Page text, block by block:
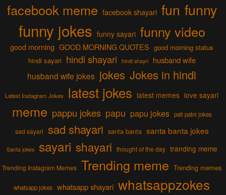
facebook meme facebook shayari fun funny
funny jokes funny sayari funny video
good morning GOOD MORNING QUOTES good morning status
hindi sayari hindi shayari hindi shayri husband wife
husband wife jokes jokes Jokes in hindi
Latest Instagram Jokes latest jokes latest memes love sayari
meme pappu jokes papu papu jokes pati patni jokes
sad sayari sad shayari santa banta santa banta jokes
Santa jokes sayari shayari thought of the day tranding meme
Trending Instagram Memes Trending meme Trending memes
whatsapp jokes whatsapp shayari whatsappzokes